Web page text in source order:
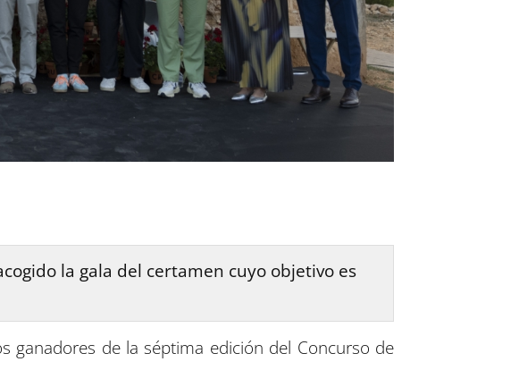
la gala del certamen cuyo objetivo es
ganadores de la séptima edición del Concurso de